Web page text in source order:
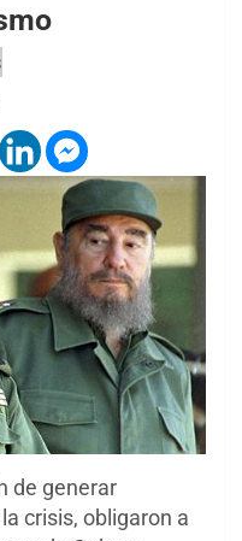
de generar
crisis, obligaron a